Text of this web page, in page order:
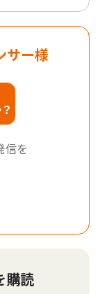
サー様
信を
購読